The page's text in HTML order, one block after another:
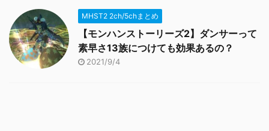
MHST2 2ch/5chまとめ
【モンハンストーリーズ2】ダンサーって
素早さ13族につけても効果あるの？
2021/9/4